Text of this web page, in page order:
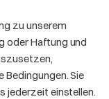
zu unserem
oder Haftung und
Bedingungen. Sie
jederzeit einstellen.